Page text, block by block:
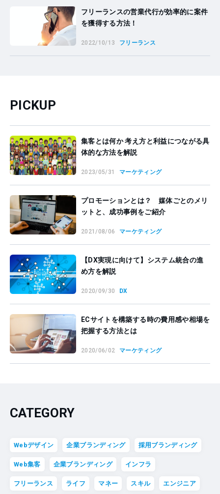
フリーランスの営業代行が効率的に案件
を獲得する方法！
2022/10/13 フリーランス
PICKUP
集客とは何か 考え方と利益につながる具
体的な方法を解説
2023/05/31 マーケティング
プロモーションとは？ 媒体ごとのメリ
ットと、成功事例をご紹介
2021/08/06 マーケティング
【DX実現に向けて】システム統合の進
め方を解説
2020/09/30 DX
ECサイトを構築する時の費用感や相場を
把握する方法とは
2020/06/02 マーケティング
CATEGORY
Webデザイン 企業ブランディング 採用ブランディング
Web集客 企業ブランディング インフラ
フリーランス ライフ マネー スキル エンジニア